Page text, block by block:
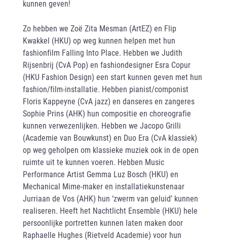
kunnen geven!
Zo hebben we Zoë Zita Mesman (ArtEZ) en Flip
Kwakkel (HKU) op weg kunnen helpen met hun
fashionfilm Falling Into Place. Hebben we Judith
Rijsenbrij (CvA Pop) en fashiondesigner Esra Copur
(HKU Fashion Design) een start kunnen geven met hun
fashion/film-installatie. Hebben pianist/componist
Floris Kappeyne (CvA jazz) en danseres en zangeres
Sophie Prins (AHK) hun compositie en choreografie
kunnen verwezenlijken. Hebben we Jacopo Grilli
(Academie van Bouwkunst) en Duo Era (CvA klassiek)
op weg geholpen om klassieke muziek ook in de open
ruimte uit te kunnen voeren. Hebben Music
Performance Artist Gemma Luz Bosch (HKU) en
Mechanical Mime-maker en installatiekunstenaar
Jurriaan de Vos (AHK) hun ‘zwerm van geluid’ kunnen
realiseren. Heeft het Nachtlicht Ensemble (HKU) hele
persoonlijke portretten kunnen laten maken door
Raphaelle Hughes (Rietveld Academie) voor hun